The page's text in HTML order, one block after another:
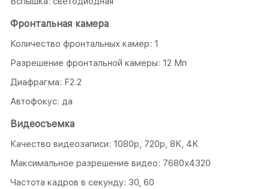
Фронтальная камера
Количество фронтальных камер: 1
Разрешение фронтальной камеры: 12 Мп
Диафрагма: F2.2
Автофокус: да
Видеосъемка
Качество видеозаписи: 1080р, 720p, 8K, 4K
Максимальное разрешение видео: 7680x4320
Частота кадров в секунду: 30, 60